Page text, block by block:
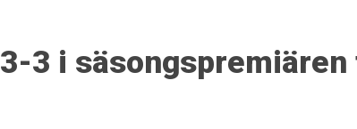
3-3 i